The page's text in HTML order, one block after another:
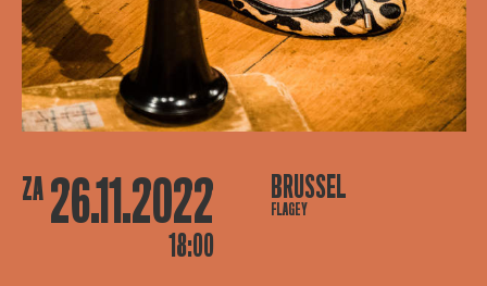
ZA 26.11.2022
18:00
BRUSSEL
FLAGEY